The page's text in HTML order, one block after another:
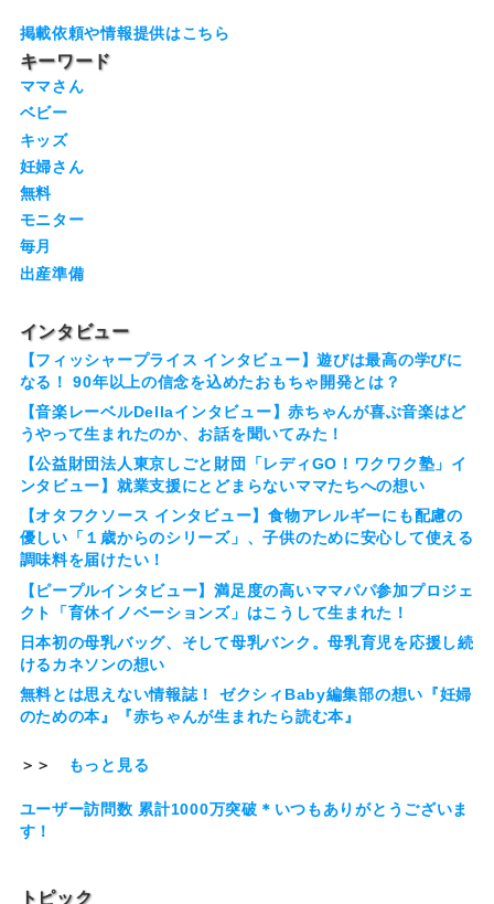
掲載依頼や情報提供はこちら
キーワード
ママさん
ベビー
キッズ
妊婦さん
無料
モニター
毎月
出産準備
インタビュー
【フィッシャープライス インタビュー】遊びは最高の学びに
なる！ 90年以上の信念を込めたおもちゃ開発とは？
【音楽レーベルDellaインタビュー】赤ちゃんが喜ぶ音楽はど
うやって生まれたのか、お話を聞いてみた！
【公益財団法人東京しごと財団「レディGO！ワクワク塾」イ
ンタビュー】就業支援にとどまらないママたちへの想い
【オタフクソース インタビュー】食物アレルギーにも配慮の
優しい「１歳からのシリーズ」、子供のために安心して使える
調味料を届けたい！
【ピープルインタビュー】満足度の高いママパパ参加プロジェ
クト「育休イノベーションズ」はこうして生まれた！
日本初の母乳バッグ、そして母乳バンク。母乳育児を応援し続
けるカネソンの想い
無料とは思えない情報誌！ ゼクシィBaby編集部の想い『妊婦
のための本』『赤ちゃんが生まれたら読む本』
＞＞ もっと見る
ユーザー訪問数 累計1000万突破＊いつもありがとうございま
す！
トピック